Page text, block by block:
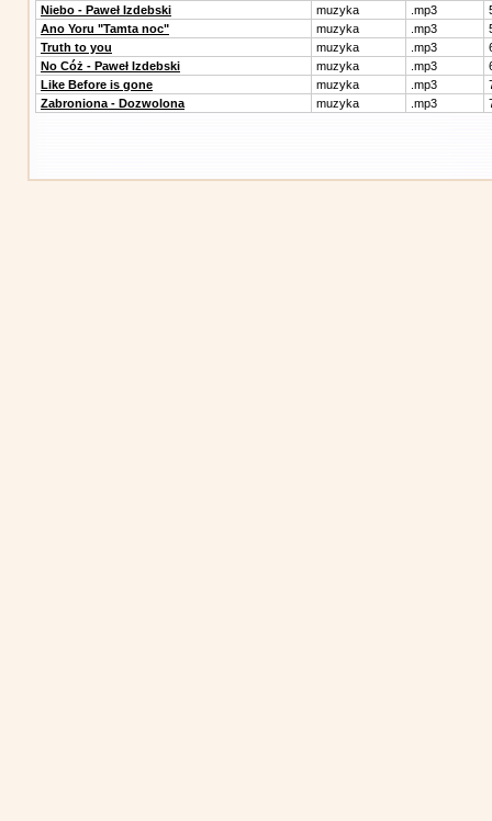
Niebo - Paweł Izdebski
muzyka .mp3
Ano Yoru "Tamta noc"
muzyka .mp3
Truth to you
muzyka .mp3
No Cóż - Paweł Izdebski
muzyka .mp3
Like Before is gone
muzyka .mp3
Zabroniona - Dozwolona
muzyka .mp3